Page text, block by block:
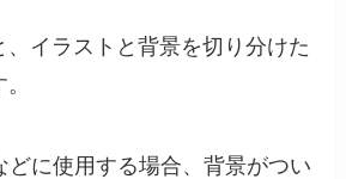
イラストと背景を切り分けた
どに使用する場合、背景がつい